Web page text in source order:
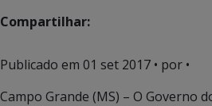
Compartilhar:
Publicado em 01 set 2017 • por •
Campo Grande (MS) – O Governo